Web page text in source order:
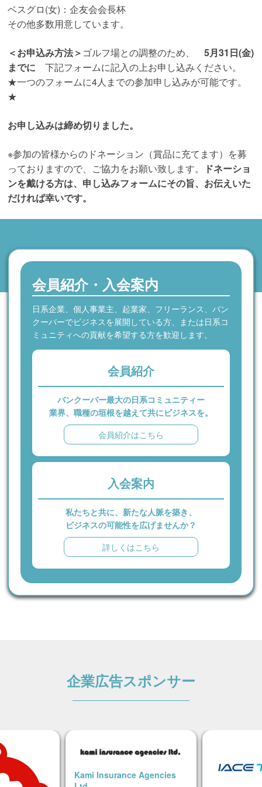
ベスグロ(女)：企友会会長杯
その他多数用意しています。
＜お申込み方法＞ ゴルフ場との調整のため、5月31日(金)
までに 下記フォームに記入の上お申し込みください。
★一つのフォームに4人までの参加申し込みが可能です。
★
お申し込みは締め切りました。
※参加の皆様からのドネーション（賞品に充てます）を募
っておりますので、ご協力をお願い致します。
ドネーショ
ンを戴ける方は、申し込みフォームにその旨、お伝えいた
だければ幸いです。
会員紹介・入会案内
日系企業、個人事業主、起業家、フリーランス、バン
クーバーでビジネスを展開している方、または日系コ
ミュニティへの貢献を希望する方を歓迎します。
会員紹介
バンクーバー最大の日系コミュニティー
業界、職種の垣根を越えて共にビジネスを。
会員紹介はこちら
入会案内
私たちと共に、新たな人脈を築き、
ビジネスの可能性を広げませんか？
詳しくはこちら
企業広告スポンサー
Kami Insurance Agencies